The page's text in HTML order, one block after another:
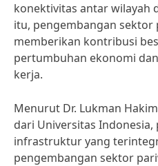
konektivitas antar wilayah
itu, pengembangan sektor
memberikan kontribusi
pertumbuhan ekonomi
kerja.
Menurut Dr. Lukman
dari Universitas
infrastruktur yang
pengembangan sektor